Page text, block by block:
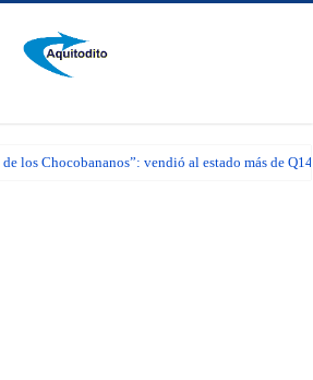
los Chocobananos”: vendió al estado más de